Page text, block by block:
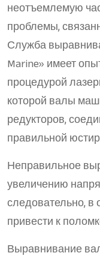
неотъемлемую
проблемы,
Служба
Marine» имеет
процедурой
которой валы
редукторов,
правильной
Неправильное
увеличению
следовательно, в
привести к
Выравнивание